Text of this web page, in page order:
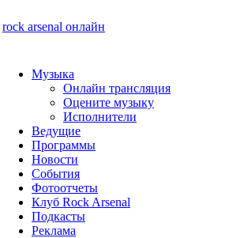
rock arsenal онлайн
Музыка
Онлайн трансляция
Оцените музыку
Исполнители
Ведущие
Программы
Новости
События
Фотоотчеты
Клуб Rock Arsenal
Подкасты
Реклама